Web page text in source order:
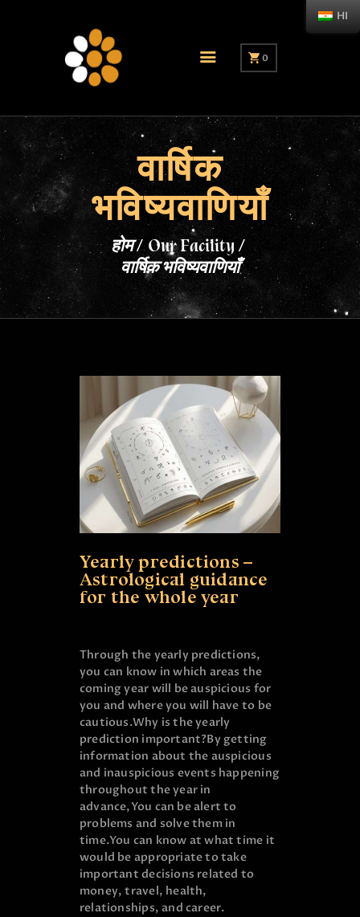
0
वार्षिक
भविष्यवाणियाँ
होम
Our Facility
वार्षिक भविष्यवाणियाँ
Yearly predictions –
Astrological guidance
for the whole year
Through the yearly predictions,
you can know in which areas the
coming year will be auspicious for
you and where you will have to be
cautious.Why is the yearly
prediction important?By getting
information about the auspicious
and inauspicious events happening
throughout the year in
advance,You can be alert to
problems and solve them in
time.You can know at what time it
would be appropriate to take
important decisions related to
money, travel, health,
relationships, and career.
HI